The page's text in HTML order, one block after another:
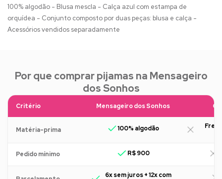
100% algodão - Blusa mescla - Calça azul com estampa de
orquídea - Conjunto composto por duas peças: blusa e calça -
Acessórios vendidos separadamente
Por que comprar pijamas na Mensageiro
dos Sonhos
Critério Mensageiro dos Sonhos
Matéria-prima 100% algodão
Pedido mínimo R$ 900
6x sem juros + 12x com